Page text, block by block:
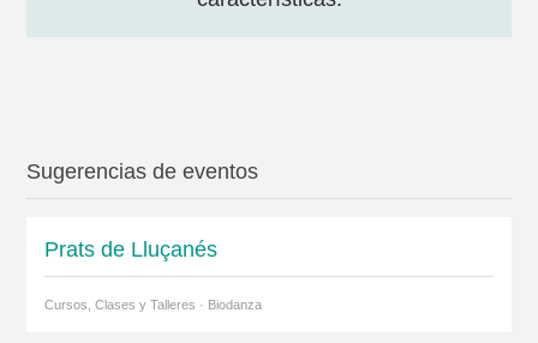
Sugerencias de eventos
Prats de Lluçanés
Cursos, Clases y Talleres · Biodanza